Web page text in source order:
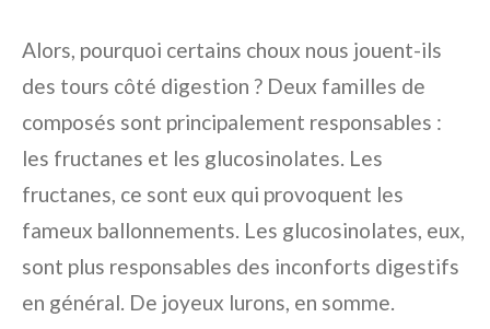
Alors, pourquoi certains choux nous jouent-ils
des tours côté digestion ? Deux familles de
composés sont principalement responsables :
les fructanes et les glucosinolates. Les
fructanes, ce sont eux qui provoquent les
fameux ballonnements. Les glucosinolates, eux,
sont plus responsables des inconforts digestifs
en général. De joyeux lurons, en somme.